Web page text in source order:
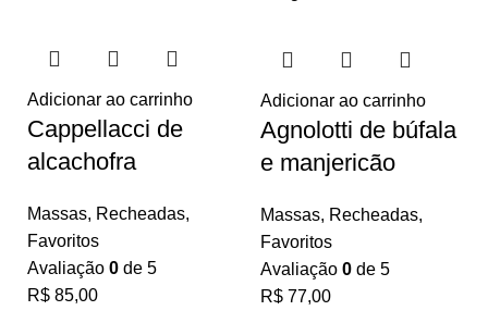
Adicionar ao carrinho
Cappellacci de
alcachofra
Massas, Recheadas,
Favoritos
Avaliação 0 de 5
R$ 85,00
Adicionar ao carrinho
Agnolotti de búfala
e manjericão
Massas, Recheadas,
Favoritos
Avaliação 0 de 5
R$ 77,00